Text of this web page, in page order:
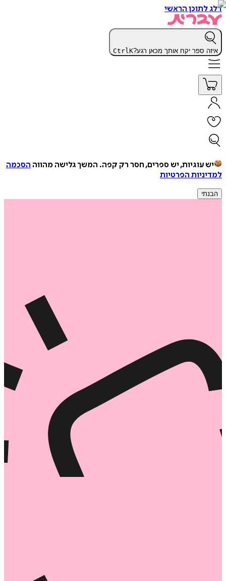
דלג לתוכן הראשי
איזה ספר יקח אותך מכאן רגע? CtrlK
יש עוגיות, יש ספרים, חסר רק קפה. המשך גלישה מהווה הסכמה
למדיניות הפרטיות
הבנתי